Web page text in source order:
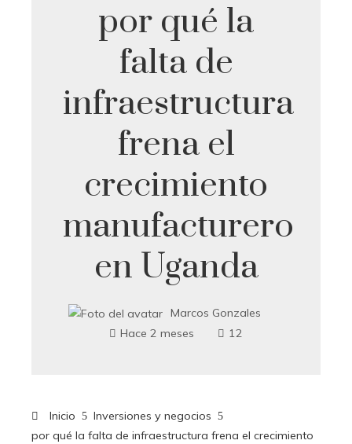
por qué la
falta de
infraestructura
frena el
crecimiento
manufacturero
en Uganda
Marcos Gonzales
Hace 2 meses
12
Inicio
Inversiones y negocios
por qué la falta de infraestructura frena el crecimiento